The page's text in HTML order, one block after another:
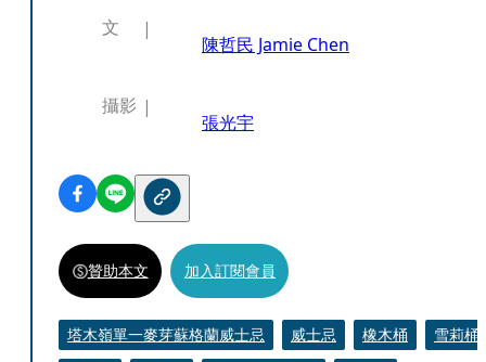
文
陳哲民 Jamie Chen
攝影
張光宇
贊助本文 加入訂閱會員
塔木嶺單一麥芽蘇格蘭威士忌 威士忌 橡木桶
雪莉桶